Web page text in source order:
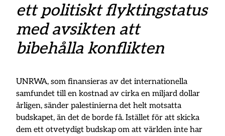
ett politiskt flyktingstatus
med avsikten att
bibehålla konflikten
UNRWA, som finansieras av det internationella
samfundet till en kostnad av cirka en miljard dollar
årligen, sänder palestinierna det helt motsatta
budskapet, än det de borde få. Istället för att skicka
dem ett otvetydigt budskap om att världen inte har